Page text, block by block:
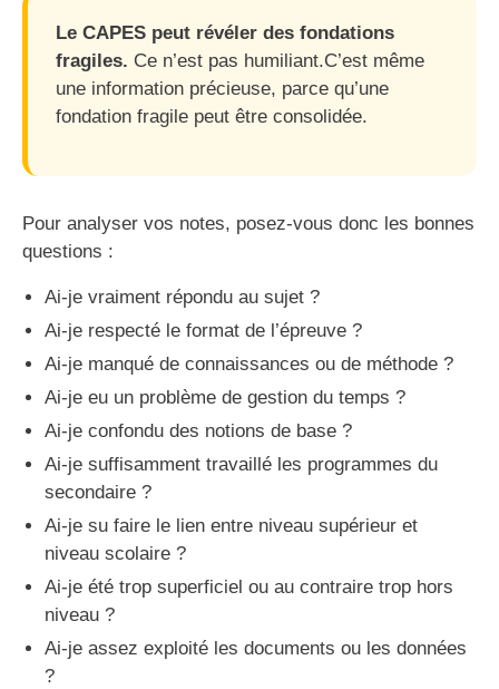
Le CAPES peut révéler des fondations
fragiles. Ce n’est pas humiliant.C’est même
une information précieuse, parce qu’une
fondation fragile peut être consolidée.
Pour analyser vos notes, posez-vous donc les bonnes
questions :
Ai-je vraiment répondu au sujet ?
Ai-je respecté le format de l’épreuve ?
Ai-je manqué de connaissances ou de méthode ?
Ai-je eu un problème de gestion du temps ?
Ai-je confondu des notions de base ?
Ai-je suffisamment travaillé les programmes du
secondaire ?
Ai-je su faire le lien entre niveau supérieur et
niveau scolaire ?
Ai-je été trop superficiel ou au contraire trop hors
niveau ?
Ai-je assez exploité les documents ou les données
?